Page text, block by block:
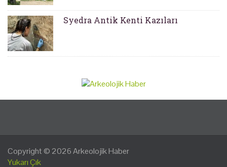
Syedra Antik Kenti Kazıları
Copyright © 2026Arkeolojik Haber
Yukarı Çık